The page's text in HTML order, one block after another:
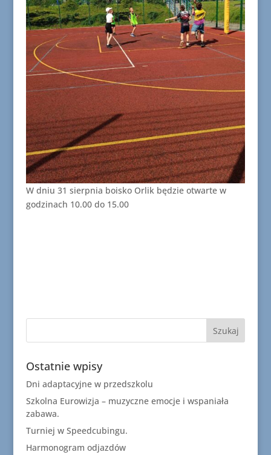
W dniu 31 sierpnia boisko Orlik będzie otwarte w
godzinach 10.00 do 15.00
Ostatnie wpisy
Dni adaptacyjne w przedszkolu
Szkolna Eurowizja – muzyczne emocje i wspaniała
zabawa.
Turniej w Speedcubingu.
Harmonogram odjazdów